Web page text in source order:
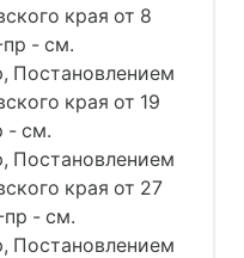
края от 8
пр - см.
Постановлением
края от 19
- см.
Постановлением
края от 27
пр - см.
Постановлением